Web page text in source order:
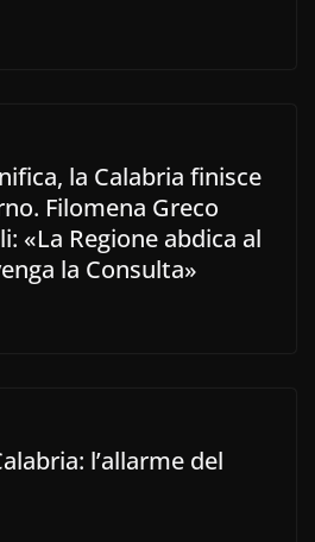
la Calabria finisce
Filomena Greco
«La Regione abdica al
la Consulta»
l’allarme del